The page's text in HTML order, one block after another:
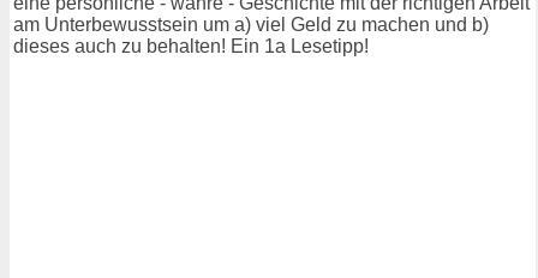
am Unterbewusstsein um a) viel Geld zu machen und b)
dieses auch zu behalten! Ein 1a Lesetipp!